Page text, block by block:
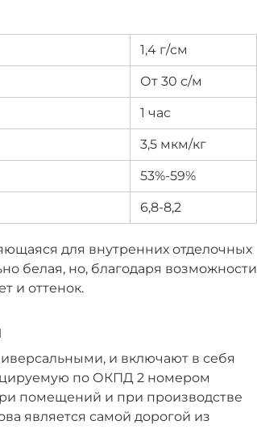
1,4 г/см
От 30 с/м
1 час
3,5 мкм/кг
53%-59%
6,8-8,2
для внутренних отделочных
белая, но, благодаря возможности
и оттенок.
и включают в себя
по ОКПД 2 номером
помещений и при производстве
является самой дорогой из